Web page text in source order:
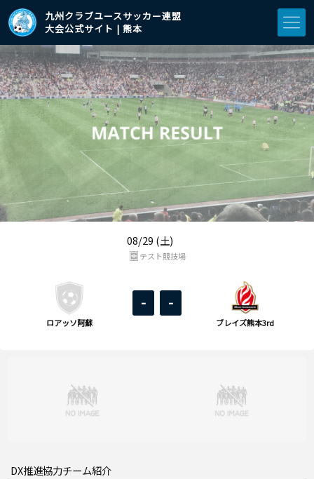
九州クラブユースサッカー連盟
大会公式サイト | 熊本
08/29 (土)
ロアッソ阿蘇
- -
ブレイズ熊本3rd
テスト競技場
DX推進協力チーム紹介